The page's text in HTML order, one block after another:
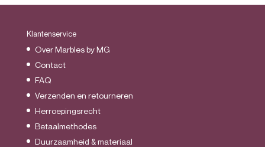
Klantenservice
Over Marbles by MG
Contact
FAQ
Verzenden en retourneren
Herroepingsrecht
Betaalmethodes
Duurzaamheid & materiaal